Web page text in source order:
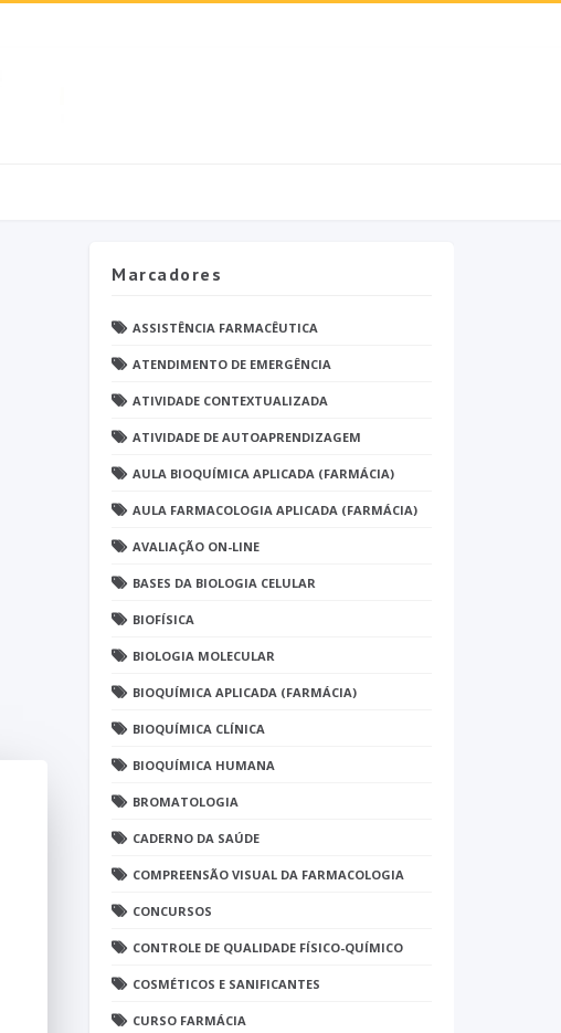
Marcadores
ASSISTÊNCIA FARMACÊUTICA
ATENDIMENTO DE EMERGÊNCIA
ATIVIDADE CONTEXTUALIZADA
ATIVIDADE DE AUTOAPRENDIZAGEM
AULA BIOQUÍMICA APLICADA (FARMÁCIA)
AULA FARMACOLOGIA APLICADA (FARMÁCIA)
AVALIAÇÃO ON-LINE
BASES DA BIOLOGIA CELULAR
BIOFÍSICA
BIOLOGIA MOLECULAR
BIOQUÍMICA APLICADA (FARMÁCIA)
BIOQUÍMICA CLÍNICA
BIOQUÍMICA HUMANA
BROMATOLOGIA
CADERNO DA SAÚDE
COMPREENSÃO VISUAL DA FARMACOLOGIA
CONCURSOS
CONTROLE DE QUALIDADE FÍSICO-QUÍMICO
COSMÉTICOS E SANIFICANTES
CURSO FARMÁCIA